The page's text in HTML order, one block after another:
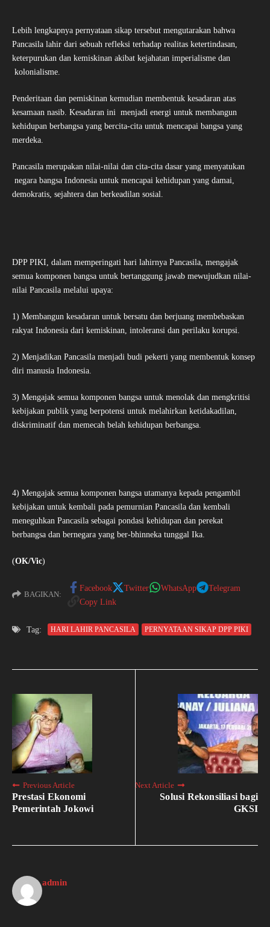
Lebih lengkapnya pernyataan sikap tersebut mengutarakan bahwa
Pancasila lahir dari sebuah refleksi terhadap realitas ketertindasan,
keterpurukan dan kemiskinan akibat kejahatan imperialisme dan
kolonialisme.
Penderitaan dan pemiskinan kemudian membentuk kesadaran atas
kesamaan nasib. Kesadaran ini menjadi energi untuk membangun
kehidupan berbangsa yang bercita-cita untuk mencapai bangsa yang
merdeka.
Pancasila merupakan nilai-nilai dan cita-cita dasar yang menyatukan
negara bangsa Indonesia untuk mencapai kehidupan yang damai,
demokratis, sejahtera dan berkeadilan sosial.
DPP PIKI, dalam memperingati hari lahirnya Pancasila, mengajak
semua komponen bangsa untuk bertanggung jawab mewujudkan nilai-
nilai Pancasila melalui upaya:
1) Membangun kesadaran untuk bersatu dan berjuang membebaskan
rakyat Indonesia dari kemiskinan, intoleransi dan perilaku korupsi.
2) Menjadikan Pancasila menjadi budi pekerti yang membentuk konsep
diri manusia Indonesia.
3) Mengajak semua komponen bangsa untuk menolak dan mengkritisi
kebijakan publik yang berpotensi untuk melahirkan ketidakadilan,
diskriminatif dan memecah belah kehidupan berbangsa.
4) Mengajak semua komponen bangsa utamanya kepada pengambil
kebijakan untuk kembali pada pemurnian Pancasila dan kembali
meneguhkan Pancasila sebagai pondasi kehidupan dan perekat
berbangsa dan bernegara yang ber-bhinneka tunggal Ika.
(OK/Vic)
BAGIKAN:
Facebook Twitter WhatsApp
Telegram
Copy Link
Tag: HARI LAHIR PANCASILA PERNYATAAN SIKAP DPP PIKI
Previous Article
Prestasi Ekonomi
Pemerintah Jokowi
Next Article
Solusi Rekonsiliasi bagi
GKSI
admin